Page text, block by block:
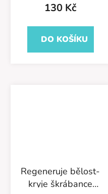
130 Kč
DO KOŠÍKU
Regeneruje bělost-
kryje škrábance